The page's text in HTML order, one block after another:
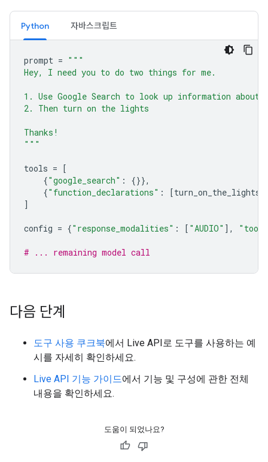
Python 자바스크립트
prompt = """
Hey, I need you to do two things for me.
1. Use Google Search to look up information
2. Then turn on the lights
Thanks!
"""
tools = [
{"google_search" :
{}},
{"function_declarations" : [turn_on_the_lights
]
config = {"response_modalities" : [ "AUDIO" ],
# ... remaining model call
다음 단계
도구 사용 쿠크북에서 Live API로 도구를 사용하는 예
시를 자세히 확인하세요.
Live API 기능 가이드에서 기능 및 구성에 관한 전체
내용을 확인하세요.
도움이 되었나요?